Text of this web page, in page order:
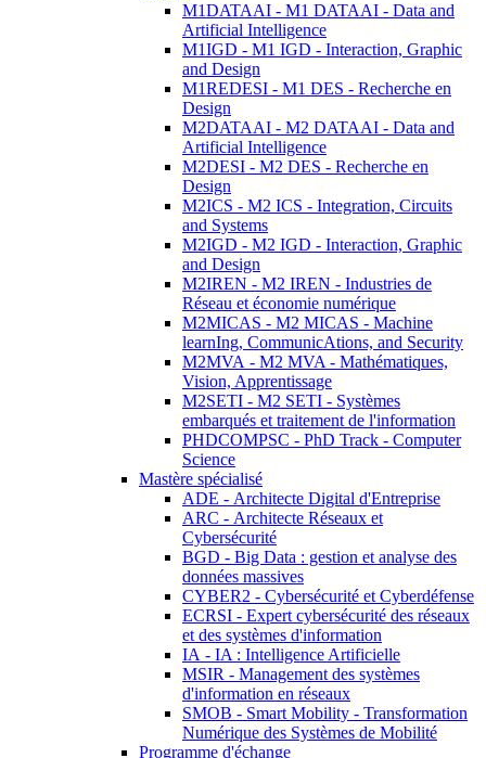
M1DATAAI - M1 DATAAI - Data and
Artificial Intelligence
M1IGD - M1 IGD - Interaction, Graphic
and Design
M1REDESI - M1 DES - Recherche en
Design
M2DATAAI - M2 DATAAI - Data and
Artificial Intelligence
M2DESI - M2 DES - Recherche en
Design
M2ICS - M2 ICS - Integration, Circuits
and Systems
M2IGD - M2 IGD - Interaction, Graphic
and Design
M2IREN - M2 IREN - Industries de
Réseau et économie numérique
M2MICAS - M2 MICAS - Machine
learnIng, CommunicAtions, and Security
M2MVA - M2 MVA - Mathématiques,
Vision, Apprentissage
M2SETI - M2 SETI - Systèmes
embarqués et traitement de l'information
PHDCOMPSC - PhD Track - Computer
Science
Mastère spécialisé
ADE - Architecte Digital d'Entreprise
ARC - Architecte Réseaux et
Cybersécurité
BGD - Big Data : gestion et analyse des
données massives
CYBER2 - Cybersécurité et Cyberdéfense
ECRSI - Expert cybersécurité des réseaux
et des systèmes d'information
IA - IA : Intelligence Artificielle
MSIR - Management des systèmes
d'information en réseaux
SMOB - Smart Mobility - Transformation
Numérique des Systèmes de Mobilité
Programme d'échange